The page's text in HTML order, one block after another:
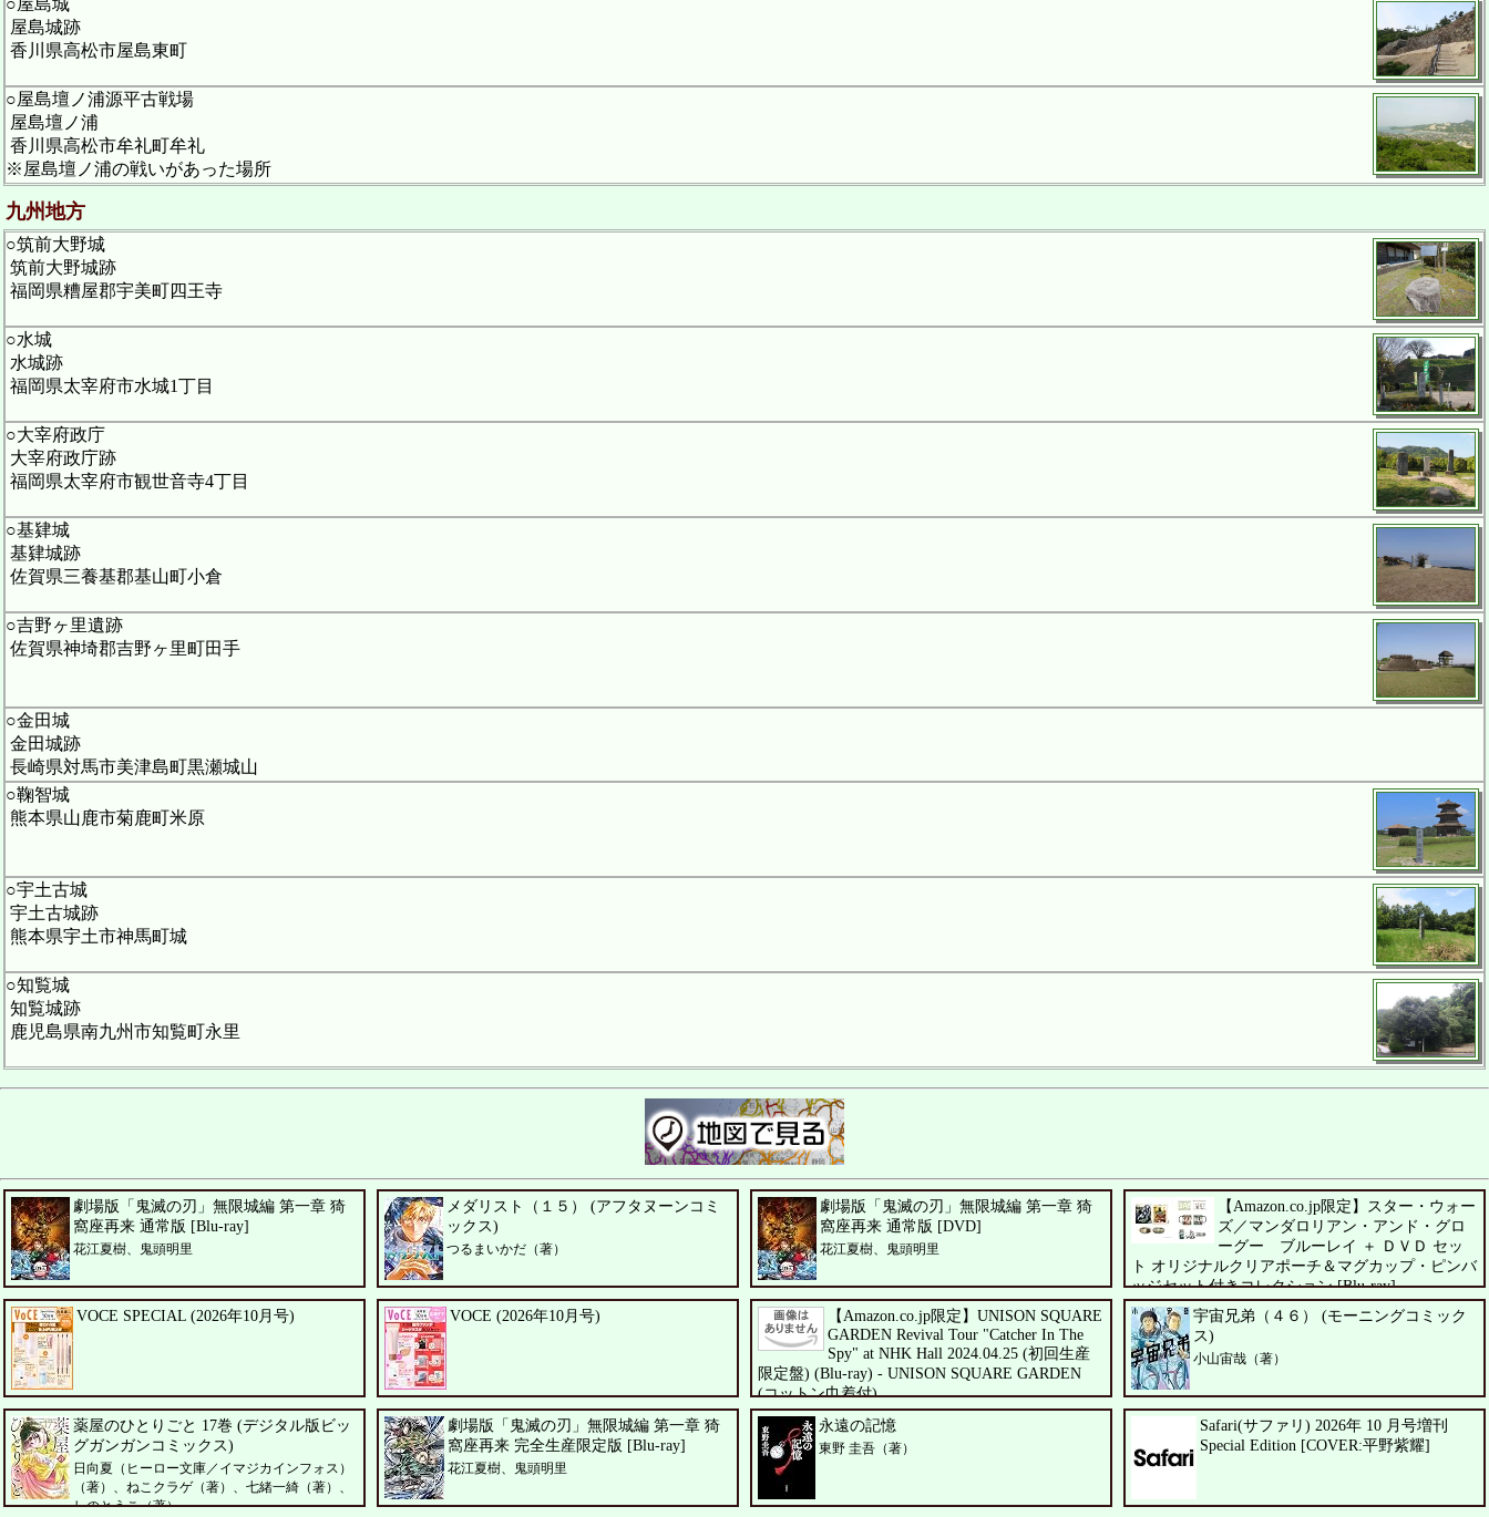
○屋島城
屋島城跡
香川県高松市屋島東町
○屋島壇ノ浦源平古戦場
屋島壇ノ浦
香川県高松市牟礼町牟礼
※屋島壇ノ浦の戦いがあった場所
九州地方
○筑前大野城
筑前大野城跡
福岡県糟屋郡宇美町四王寺
○水城
水城跡
福岡県太宰府市水城1丁目
○大宰府政庁
大宰府政庁跡
福岡県太宰府市観世音寺4丁目
○基肄城
基肄城跡
佐賀県三養基郡基山町小倉
○吉野ヶ里遺跡
佐賀県神埼郡吉野ヶ里町田手
○金田城
金田城跡
長崎県対馬市美津島町黒瀬城山
○鞠智城
熊本県山鹿市菊鹿町米原
○宇土古城
宇土古城跡
熊本県宇土市神馬町城
○知覧城
知覧城跡
鹿児島県南九州市知覧町永里
劇場版「鬼滅の刃」無限城編 第一章 猗
窩座再来 通常版 [Blu-ray]
花江夏樹、鬼頭明里
メダリスト（１５） (アフタヌーンコミ
ックス)
つるまいかだ（著）
劇場版「鬼滅の刃」無限城編 第一章 猗
窩座再来 通常版 [DVD]
花江夏樹、鬼頭明里
【Amazon.co.jp限定】スター・ウォー
ズ／マンダロリアン・アンド・グロ
ーグー ブルーレイ ＋ ＤＶＤ セッ
ト オリジナルクリアポーチ＆マグカップ・ピンバ
ッジセット付きコレクション [Blu-ray]
ペドロ・パスカル、シガーニー・ウィーバー、ジェレミ
ー・アレン・ホワイト
VOCE SPECIAL (2026年10月号) VOCE (2026年10月号)
【Amazon.co.jp限定】UNISON SQUARE
GARDEN Revival Tour "Catcher In The
Spy" at NHK Hall 2024.04.25 (初回生産
限定盤) (Blu-ray) - UNISON SQUARE GARDEN
(コットン巾着付)
UNISON SQUARE GARDEN
宇宙兄弟（４６） (モーニングコミック
ス)
小山宙哉（著）
薬屋のひとりごと 17巻 (デジタル版ビッ
グガンガンコミックス)
日向夏（ヒーロー文庫／イマジカインフォス）
（著）、ねこクラゲ（著）、七緒一綺（著）、
しのとうこ（著）
劇場版「鬼滅の刃」無限城編 第一章 猗
窩座再来 完全生産限定版 [Blu-ray]
花江夏樹、鬼頭明里
永遠の記憶
東野 圭吾（著）
Safari(サファリ) 2026年 10 月号増刊
Special Edition [COVER:平野紫耀]